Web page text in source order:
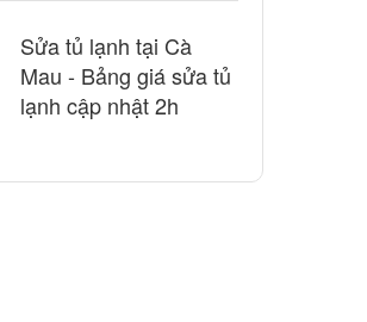
Sửa tủ lạnh tại Cà
Mau - Bảng giá sửa tủ
lạnh cập nhật 2h